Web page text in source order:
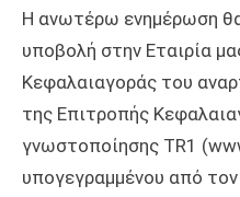
Η ανωτέρω ενημέρωση
υποβολή στην Εταιρία
Κεφαλαιαγοράς του
της Επιτροπής
γνωστοποίησης ΤR1
υπογεγραμμένου από